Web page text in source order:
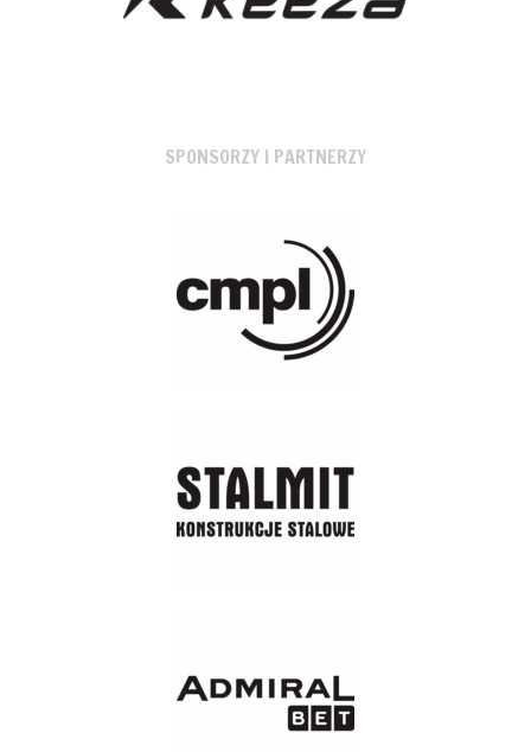
SPONSORZY I PARTNERZY